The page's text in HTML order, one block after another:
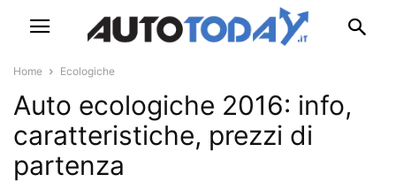
Home Ecologiche
Auto ecologiche 2016: info,
caratteristiche, prezzi di
partenza